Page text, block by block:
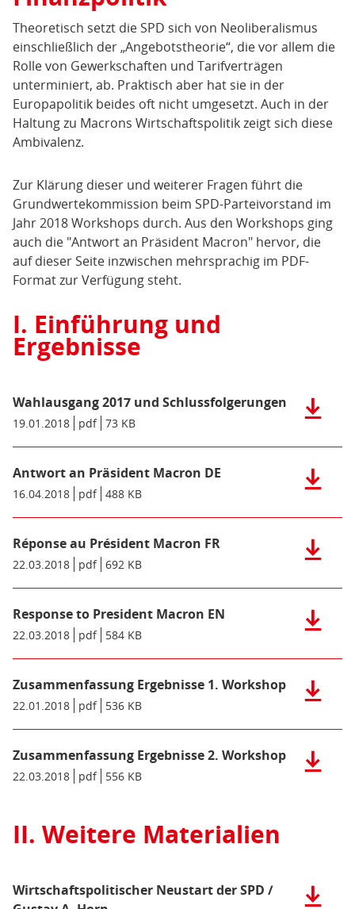
der
Sozialdemokratie
Theoretisch setzt die SPD sich von Neoliberalismus
einschließlich der „Angebotstheorie“, die vor allem die
Rolle von Gewerkschaften und Tarifverträgen
unterminiert, ab. Praktisch aber hat sie in der
Europapolitik beides oft nicht umgesetzt. Auch in der
Haltung zu Macrons Wirtschaftspolitik zeigt sich diese
Ambivalenz.
Zur Klärung dieser und weiterer Fragen führt die
Grundwertekommission beim SPD-Parteivorstand im
Jahr 2018 Workshops durch. Aus den Workshops ging
auch die "Antwort an Präsident Macron" hervor, die
auf dieser Seite inzwischen mehrsprachig im PDF-
Format zur Verfügung steht.
I. Einführung und
Ergebnisse
Wahlausgang 2017 und Schlussfolgerungen
Metadaten:
Datum/Gültigkeit:
19.01.2018 Dateiformat:
pdf Dateigröße:
73 KB
der
2017
und
73
KB)
Antwort an Präsident Macron DE
Metadaten:
Datum/Gültigkeit:
16.04.2018 Dateiformat:
pdf Dateigröße:
488 KB
der
an
(pdf),
488
Réponse au Président Macron FR
Metadaten:
Datum/Gültigkeit:
22.03.2018 Dateiformat:
pdf Dateigröße:
692 KB
der
au
(pdf),
692
Response to President Macron EN
Metadaten:
Datum/Gültigkeit:
22.03.2018 Dateiformat:
pdf Dateigröße:
584 KB
der
to
(pdf),
584
Zusammenfassung Ergebnisse 1. Workshop
Metadaten:
Datum/Gültigkeit:
22.01.2018 Dateiformat:
pdf Dateigröße:
536 KB
der
1.
Zusammenfassung Ergebnisse 2. Workshop
Metadaten:
Datum/Gültigkeit:
22.03.2018 Dateiformat:
pdf Dateigröße:
556 KB
der
556
II. Weitere Materialien
Wirtschaftspolitischer Neustart der SPD /